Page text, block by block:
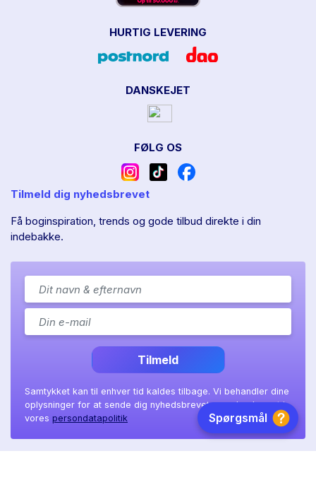
HURTIG LEVERING
DANSKEJET
FØLG OS
Tilmeld dig nyhedsbrevet
Få boginspiration, trends og gode tilbud direkte i din
indebakke.
Tilmeld
Samtykket kan til enhver tid kaldes tilbage. Vi behandler dine
oplysninger for at sende dig nyhedsbrevet, som beskrevet i
vores persondatapolitik